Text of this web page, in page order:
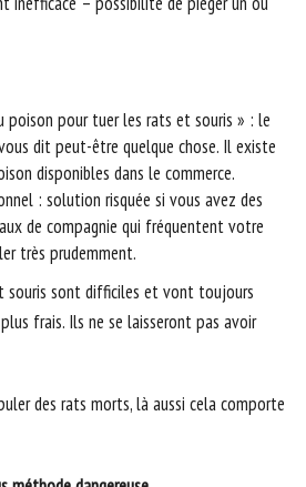
poison pour tuer les rats et souris » : le
dit peut-être quelque chose. Il existe
disponibles dans le commerce.
: solution risquée si vous avez des
de compagnie qui fréquentent votre
très prudemment.
souris sont difficiles et vont toujours
frais. Ils ne se laisseront pas avoir
des rats morts, là aussi cela comporte